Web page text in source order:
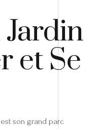
et Se
son grand parc